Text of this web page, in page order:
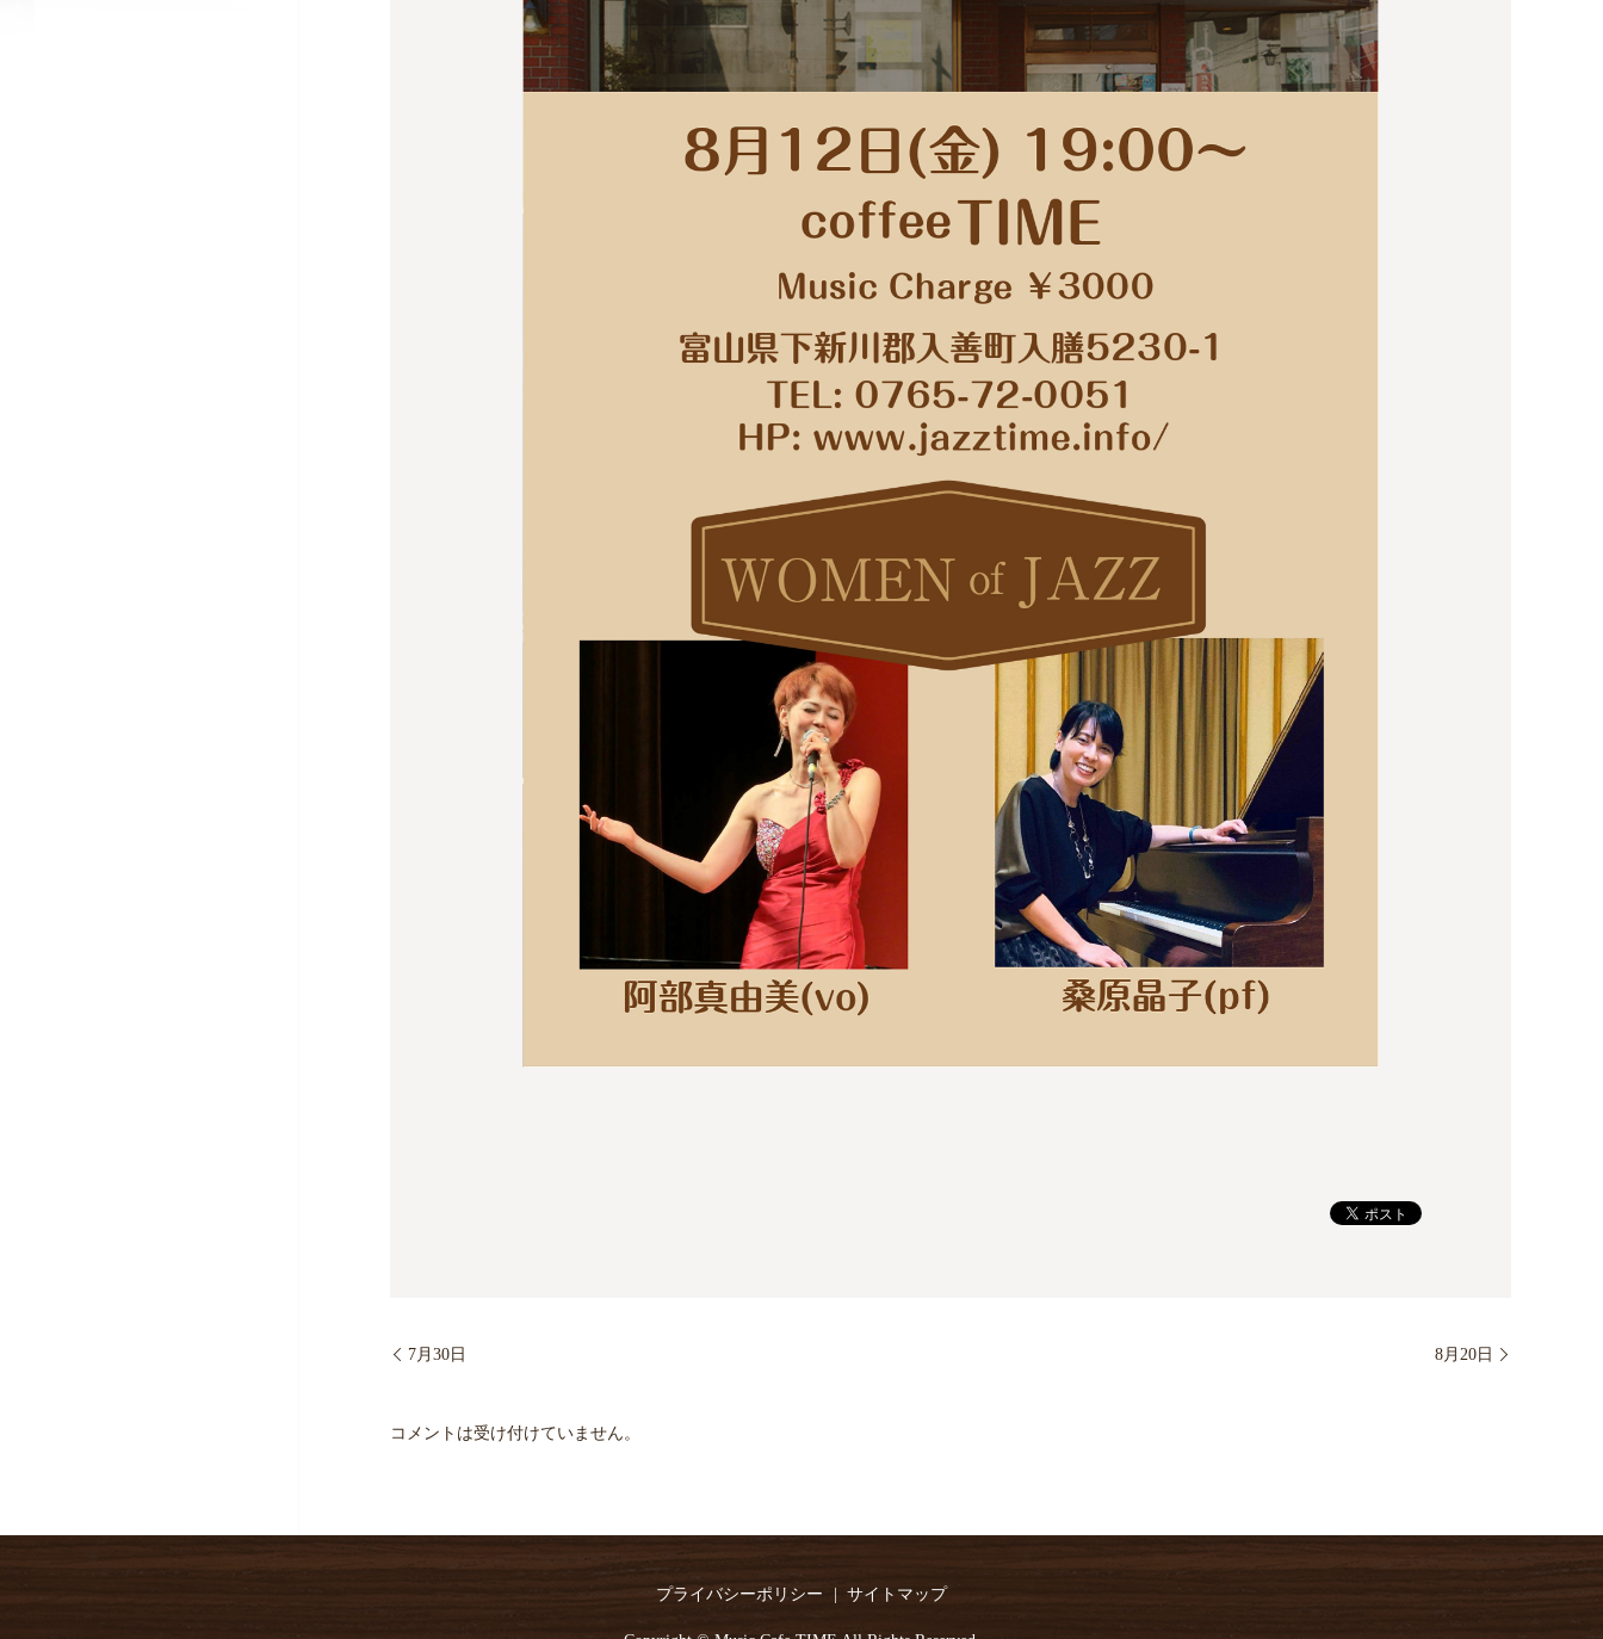
7月30日 8月20日
コメントは受け付けていません。
プライバシーポリシー サイトマップ